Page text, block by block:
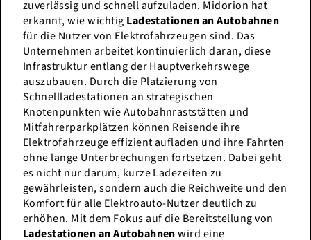
zuverlässig und schnell aufzuladen. Midorion hat
erkannt, wie wichtig Ladestationen an Autobahnen
für die Nutzer von Elektrofahrzeugen sind. Das
Unternehmen arbeitet kontinuierlich daran, diese
Infrastruktur entlang der Hauptverkehrswege
auszubauen. Durch die Platzierung von
Schnellladestationen an strategischen
Knotenpunkten wie Autobahnraststätten und
Mitfahrerparkplätzen können Reisende ihre
Elektrofahrzeuge effizient aufladen und ihre Fahrten
ohne lange Unterbrechungen fortsetzen. Dabei geht
es nicht nur darum, kurze Ladezeiten zu
gewährleisten, sondern auch die Reichweite und den
Komfort für alle Elektroauto-Nutzer deutlich zu
erhöhen. Mit dem Fokus auf die Bereitstellung von
Ladestationen an Autobahnenwird eine